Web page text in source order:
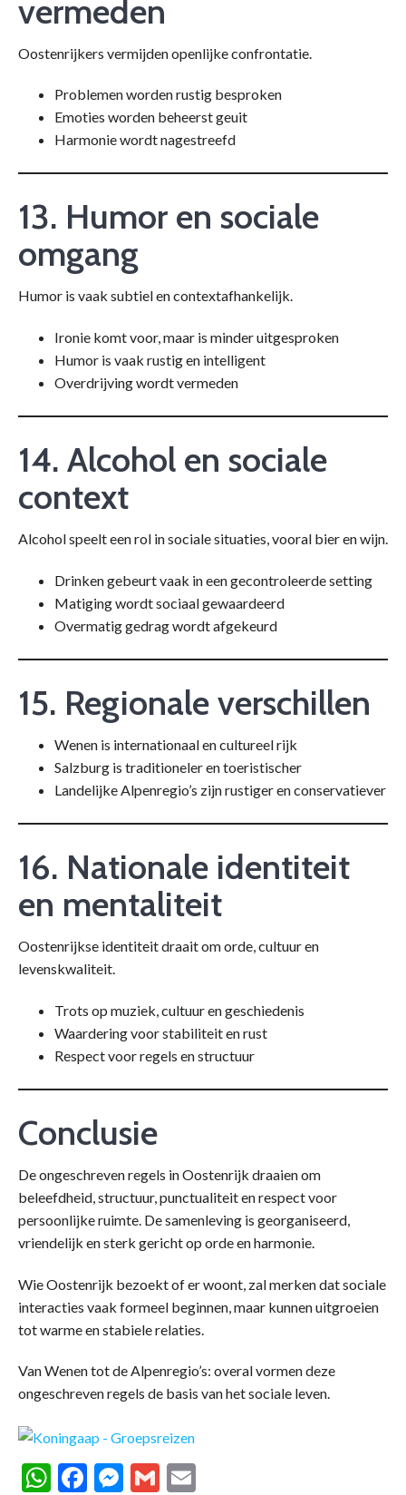
vermeden
Oostenrijkers vermijden openlijke confrontatie.
Problemen worden rustig besproken
Emoties worden beheerst geuit
Harmonie wordt nagestreefd
13. Humor en sociale
omgang
Humor is vaak subtiel en contextafhankelijk.
Ironie komt voor, maar is minder uitgesproken
Humor is vaak rustig en intelligent
Overdrijving wordt vermeden
14. Alcohol en sociale
context
Alcohol speelt een rol in sociale situaties, vooral bier en wijn.
Drinken gebeurt vaak in een gecontroleerde setting
Matiging wordt sociaal gewaardeerd
Overmatig gedrag wordt afgekeurd
15. Regionale verschillen
Wenen is internationaal en cultureel rijk
Salzburg is traditioneler en toeristischer
Landelijke Alpenregio’s zijn rustiger en conservatiever
16. Nationale identiteit
en mentaliteit
Oostenrijkse identiteit draait om orde, cultuur en
levenskwaliteit.
Trots op muziek, cultuur en geschiedenis
Waardering voor stabiliteit en rust
Respect voor regels en structuur
Conclusie
De ongeschreven regels in Oostenrijk draaien om
beleefdheid, structuur, punctualiteit en respect voor
persoonlijke ruimte. De samenleving is georganiseerd,
vriendelijk en sterk gericht op orde en harmonie.
Wie Oostenrijk bezoekt of er woont, zal merken dat sociale
interacties vaak formeel beginnen, maar kunnen uitgroeien
tot warme en stabiele relaties.
Van Wenen tot de Alpenregio’s: overal vormen deze
ongeschreven regels de basis van het sociale leven.
WhatsApp
Facebook
Messenger
Gmail